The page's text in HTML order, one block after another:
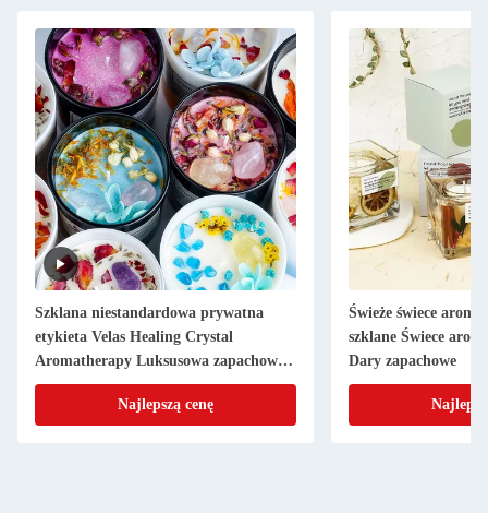
Szklana niestandardowa prywatna
etykieta Velas Healing Crystal
Aromatherapy Luksusowa zapachowa
świeca z kwiatami
Najlepszą cenę
Świeże świece
szklane Świece
Dary zapachowe